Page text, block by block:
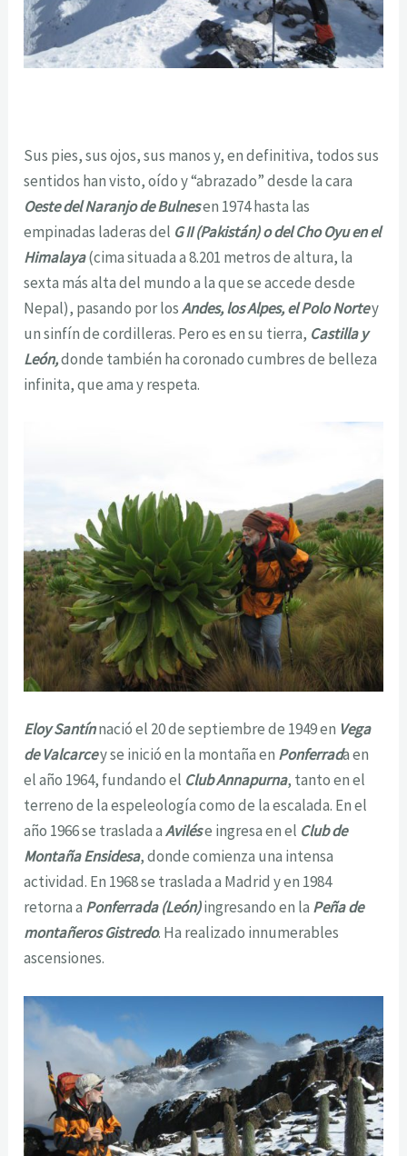
Sus pies, sus ojos, sus manos y, en definitiva, todos sus
sentidos han visto, oído y “abrazado” desde la cara
Oeste del Naranjo de Bulnesen 1974 hasta las
empinadas laderas del G II (Pakistán) o del Cho Oyu en el
Himalaya(cima situada a 8.201 metros de altura, la
sexta más alta del mundo a la que se accede desde
Nepal), pasando por losAndes, los Alpes, el Polo Nortey
un sinfín de cordilleras. Pero es en su tierra, Castilla y
León,donde también ha coronado cumbres de belleza
infinita, que ama y respeta.
Eloy Santínnació el 20 de septiembre de 1949 en Vega
de Valcarcey se inició en la montaña en Ponferrada en
el año 1964, fundando el Club Annapurna, tanto en el
terreno de la espeleología como de la escalada. En el
año 1966 se traslada aAvilése ingresa en el Club de
Montaña Ensidesa, donde comienza una intensa
actividad. En 1968 se traslada a Madrid y en 1984
retorna a Ponferrada (León)ingresando en la Peña de
montañeros Gistredo. Ha realizado innumerables
ascensiones.